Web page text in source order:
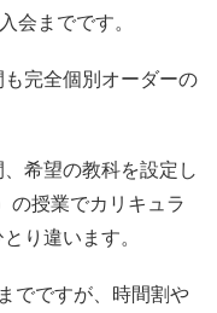
会までです。
完全個別オーダーの
希望の教科を設定し
の授業でカリキュラ
り違います。
でですが、時間割や